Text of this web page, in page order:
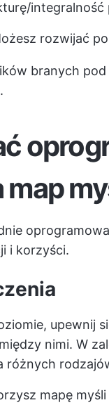
integralność
rozwijać
branych
i korzyści.
upewnij
nimi. W
mapę